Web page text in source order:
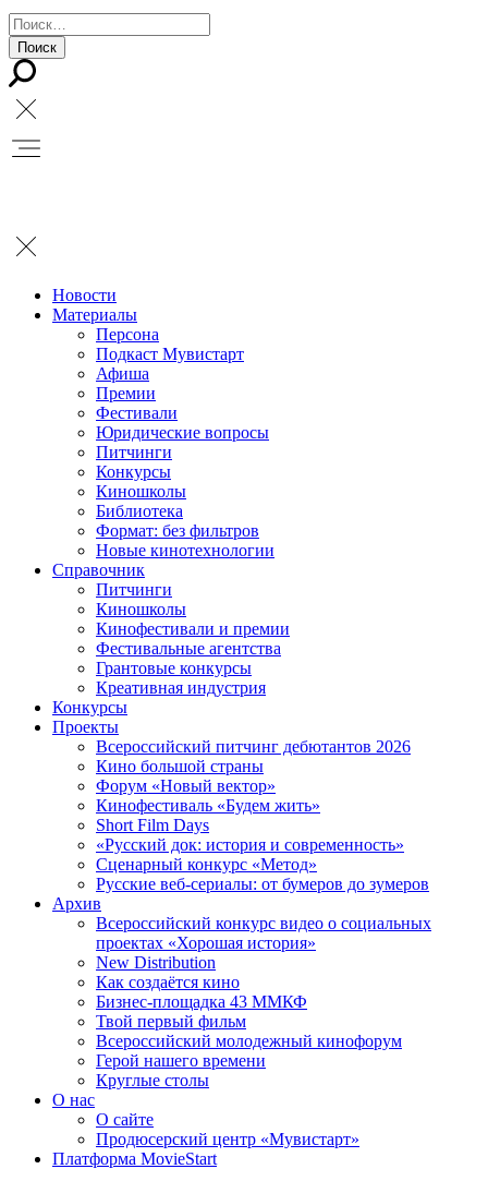
Новости
Материалы
Персона
Подкаст Мувистарт
Афиша
Премии
Фестивали
Юридические вопросы
Питчинги
Конкурсы
Киношколы
Библиотека
Формат: без фильтров
Новые кинотехнологии
Справочник
Питчинги
Киношколы
Кинофестивали и премии
Фестивальные агентства
Грантовые конкурсы
Креативная индустрия
Конкурсы
Проекты
Всероссийский питчинг дебютантов 2026
Кино большой страны
Форум «Новый вектор»
Кинофестиваль «Будем жить»
Short Film Days
«Русский док: история и современность»
Сценарный конкурс «Метод»
Русские веб-сериалы: от бумеров до зумеров
Архив
Всероссийский конкурс видео о социальных
проектах «Хорошая история»
New Distribution
Как создаётся кино
Бизнес-площадка 43 ММКФ
Твой первый фильм
Всероссийский молодежный кинофорум
Герой нашего времени
Круглые столы
О нас
О сайте
Продюсерский центр «Мувистарт»
Платформа MovieStart